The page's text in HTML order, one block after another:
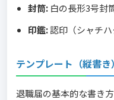
封筒: 白の長形3号封
印鑑:認印（シャチハ
テンプレート（縦書き）
退職届の基本的な書き